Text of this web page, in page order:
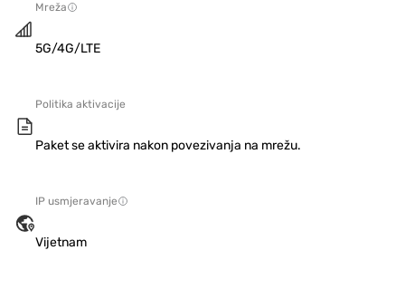
Mreža
5G/4G/LTE
Politika aktivacije
Paket se aktivira nakon povezivanja na mrežu.
IP usmjeravanje
Vijetnam